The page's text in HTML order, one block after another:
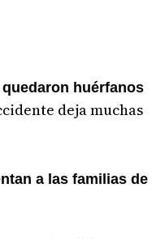
huérfanos
deja muchas
a las familias de